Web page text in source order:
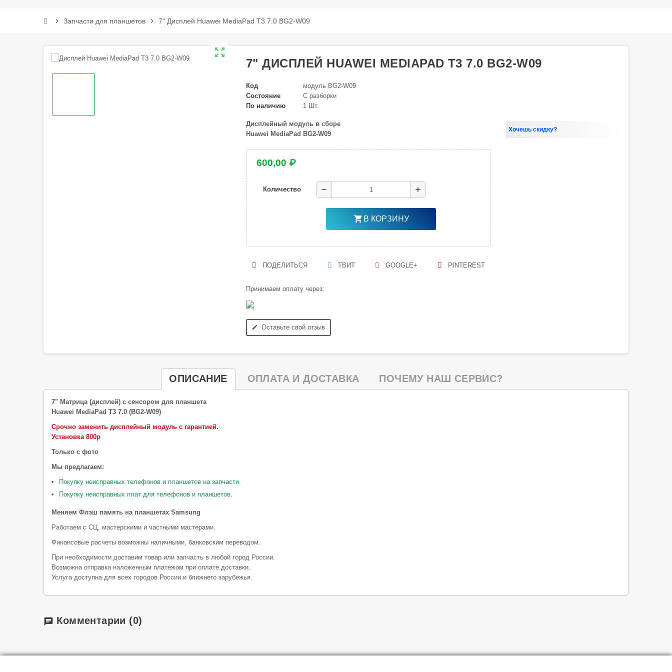
chevron_right Запчасти для планшетов chevron_right 7" Дисплей Huawei MediaPad T3 7.0 BG2-W09
zoom_out_map
7" ДИСПЛЕЙ HUAWEI MEDIAPAD T3 7.0 BG2-W09
Код
модуль BG2-W09
Состояние
С разборки
По наличию
1 Шт.
Дисплейный модуль в сборе
Huawei MediaPad BG2-W09
600,00 ₽
Количество remove add
shopping_cart В КОРЗИНУ
ПОДЕЛИТЬСЯ ТВИТ GOOGLE+ PINTEREST
Принимаем оплату через:
edit Оставьте свой отзыв
Хочешь скидку?
ОПИСАНИЕ ОПЛАТА И ДОСТАВКА ПОЧЕМУ НАШ СЕРВИС?
7" Матрица (дисплей) с сенсором для планшета
Huawei MediaPad T3 7.0 (BG2-W09)
Срочно заменить дисплейный модуль с гарантией.
Установка 800р
Только с фото
Мы предлагаем:
Покупку неисправных телефонов и планшетов на запчасти.
Покупку неисправных плат для телефонов и планшетов.
Меняем Флэш память на планшетах Samsung
Работаем с СЦ, мастерскими и частными мастерами.
Финансовые расчеты возможны наличными, банковским переводом.
При необходимости доставим товар или запчасть в любой город России.
Возможна отправка наложенным платежом при оплате доставки.
Услуга доступна для всех городов России и ближнего зарубежья.
chat Комментарии (0)